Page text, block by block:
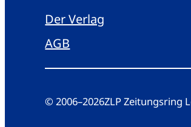
Der Verlag
AGB
© 2006–2026ZLP Zeitungsring